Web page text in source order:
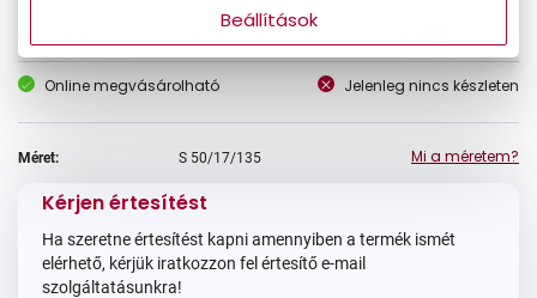
A feltűntetett ár a szemüvegkeretre vonatkozik.
Online megvásárolható Jelenleg nincs készleten
Méret: S 50/17/135 Mi a méretem?
Kérjen értesítést
Ha szeretne értesítést kapni amennyiben a termék ismét
elérhető, kérjük iratkozzon fel értesítő e-mail
szolgáltatásunkra!
Beállítások